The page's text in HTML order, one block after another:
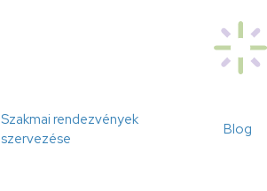
Szakmai rendezvények
szervezése
Blog